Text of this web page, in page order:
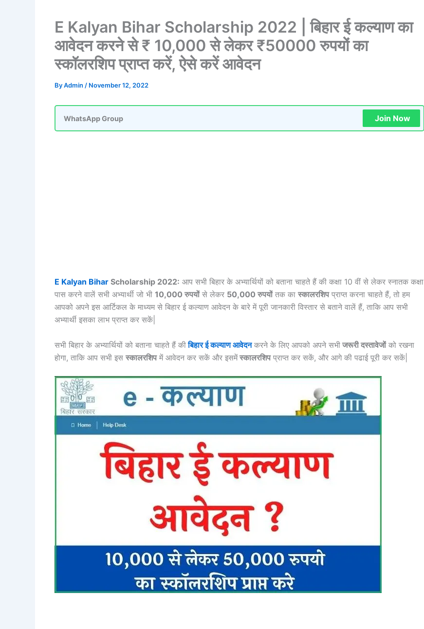
E Kalyan Bihar Scholarship 2022 | बिहार ई कल्याण का
आवेदन करने से ₹ 10,000 से लेकर ₹50000 रुपयों का
स्कॉलरशिप प्राप्त करें, ऐसे करें आवेदन
ByAdmin / November 12, 2022
WhatsApp Group Join Now
E Kalyan Bihar Scholarship 2022: आप सभी बिहार के अभ्यार्थियों को बताना चाहते हैं की कक्षा 10 वीं से लेकर स्नातक कक्षा
पास करने वालें सभी अभ्यार्थी जो भी 10,000 रुपयोंसे लेकर 50,000 रुपयोंतक का स्कालरशिपप्राप्त करना चाहते हैं, तो हम
आपको अपने इस आर्टिकल के माध्यम से बिहार ई कल्याण आवेदन के बारे में पूरी जानकारी विस्तार से बताने वालें हैं, ताकि आप सभी
अभ्यार्थी इसका लाभ प्राप्त कर सकें|
सभी बिहार के अभ्यार्थियों को बताना चाहते हैं कीबिहार ई कल्याण आवेदन करने के लिए आपको अपने सभी जरूरी दस्तावेजोंको रखना
होगा, ताकि आप सभी इस स्कालरशिपमें आवेदन कर सकें और इसमेंस्कालरशिपप्राप्त कर सकें, और आगे की पढाई पूरी कर सकें|